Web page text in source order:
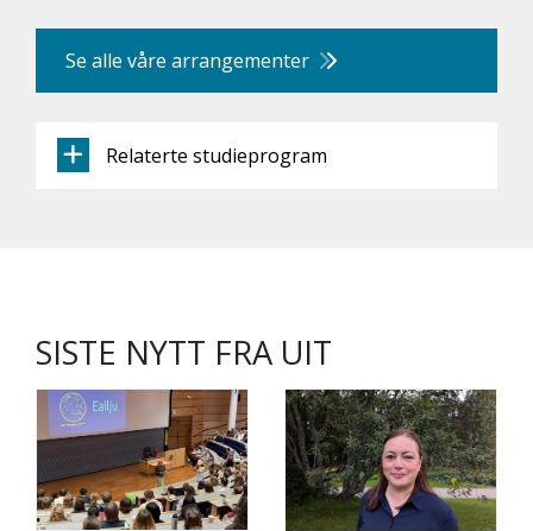
Se alle våre arrangementer
Relaterte studieprogram
SISTE NYTT FRA UIT